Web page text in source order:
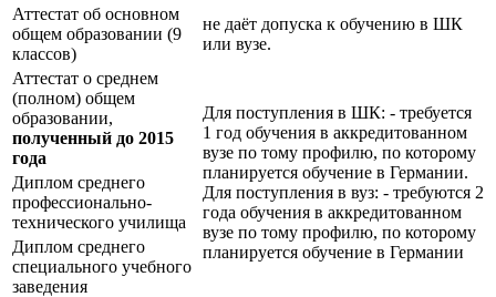
Аттестат об основном
общем образовании (9
классов)
не даёт допуска к обучению в ШК
или вузе.
Аттестат о среднем
(полном) общем
образовании,
полученный до 2015
года
Для поступления в ШК: - требуется
1 год обучения в аккредитованном
вузе по тому профилю, по которому
планируется обучение в Германии.
Для поступления в вуз: - требуются 2
года обучения в аккредитованном
вузе по тому профилю, по которому
планируется обучение в Германии
Диплом среднего
профессионально-
технического училища
Диплом среднего
специального учебного
заведения